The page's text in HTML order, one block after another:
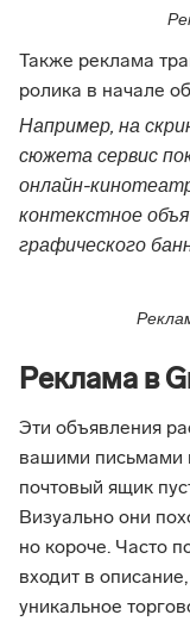
Также реклама
ролика в начале
Например, на
сюжета сервис
онлайн-
контекстное
графического
Реклама в
Эти объявления
вашими письмами
почтовый ящик
Визуально они
но короче. Часто
входит в
уникальное